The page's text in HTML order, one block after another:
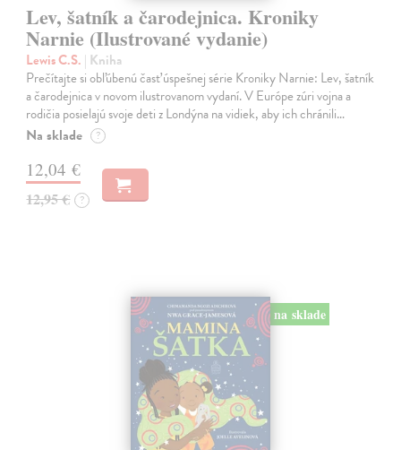
Lev, šatník a čarodejnica. Kroniky
Narnie (Ilustrované vydanie)
Lewis C.S. | Kniha
Prečítajte si obľúbenú časť úspešnej série Kroniky Narnie: Lev, šatník
a čarodejnica v novom ilustrovanom vydaní. V Európe zúri vojna a
rodičia posielajú svoje deti z Londýna na vidiek, aby ich chránili…
Na sklade ?
12,04 €
12,95 € ?
na sklade